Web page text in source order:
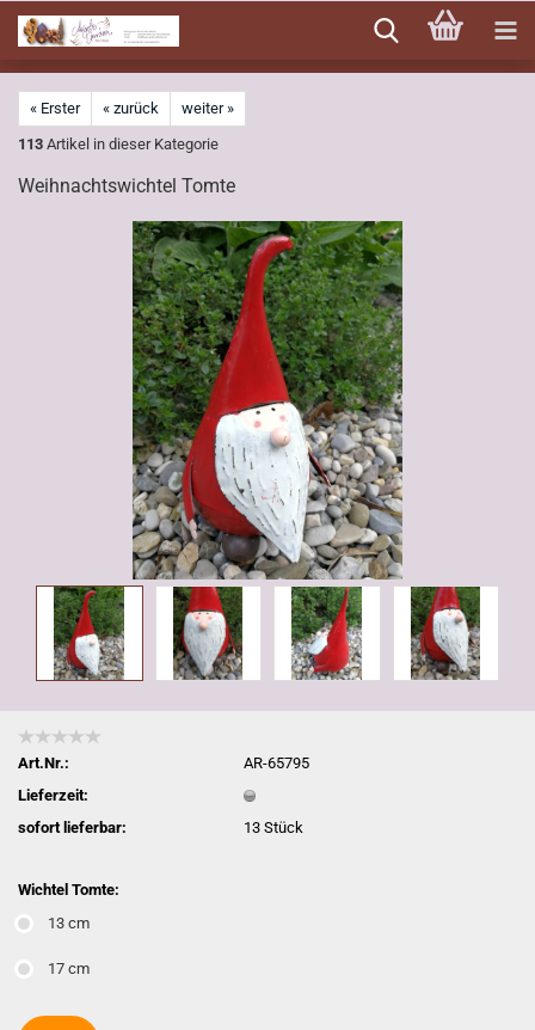
zum
Hauptinhalt
« Erster « zurück
weiter »
113 Artikel in dieser Kategorie
Weihnachtswichtel Tomte
Art.Nr.:
AR-65795
Lieferzeit:
sofort lieferbar:
13Stück
Wichtel Tomte:
13 cm
17 cm